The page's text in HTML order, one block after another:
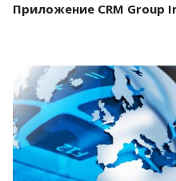
Приложение CRM Group